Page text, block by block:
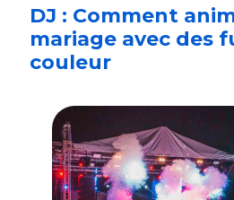
DJ : Comment
mariage avec des
couleur